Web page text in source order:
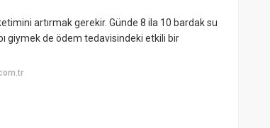
artırmak gerekir. Günde 8 ila 10 bardak su
giymek de ödem tedavisindeki etkili bir